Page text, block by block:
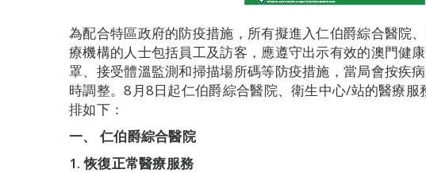
為配合特區政府的防疫措施，所有擬進入仁伯爵綜合醫院
療機構的人士包括員工及訪客，應遵守出示有效的澳門健
罩、接受體溫監測和掃描場所碼等防疫措施，當局會按疾
時調整。8月8日起仁伯爵綜合醫院、衛生中心/站的醫療
排如下：
一、 仁伯爵綜合醫院
1. 恢復正常醫療服務